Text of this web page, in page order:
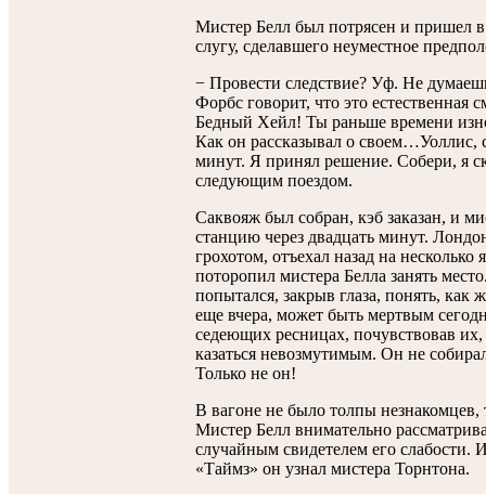
Мистер Белл был потрясен и пришел в
слугу, сделавшего неуместное
− Провести следствие? Уф. Не
Форбс говорит, что это естественная
Бедный Хейл! Ты раньше времени
Как он рассказывал о своем…Уоллис,
минут. Я принял решение. Собери, я
следующим поездом.
Саквояж был собран, кэб заказан, и
станцию через двадцать минут.
грохотом, отъехал назад на
поторопил мистера Белла занять
попытался, закрыв глаза, понять,
еще вчера, может быть мертвым
седеющих ресницах, почувствовав
казаться невозмутимым. Он не
Только не он!
В вагоне не было толпы незнакомцев,
Мистер Белл внимательно
случайным свидетелем его
«Таймз» он узнал мистера Торнтона.